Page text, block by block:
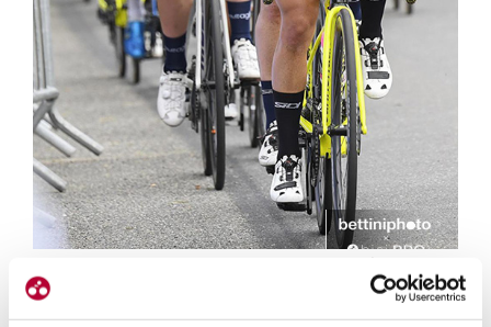
Le ragazze della Valcar Travel & Service hanno animato la gara, con
Pirrone e Persico